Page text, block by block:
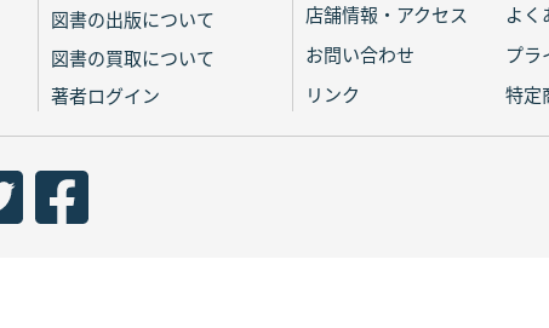
図書の出版について
図書の買取について
著者ログイン
店舗情報・アクセス
よく
お問い合わせ
プラ
リンク
特定